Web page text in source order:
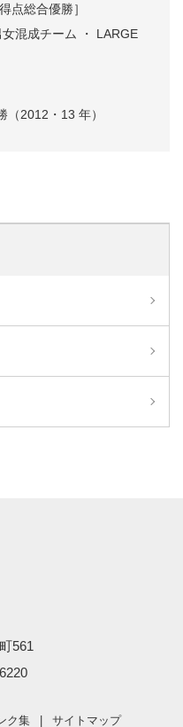
点総合優勝］
混成チーム ・ LARGE
（2012・13 年）
561
ク集 サイトマップ